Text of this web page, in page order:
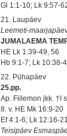
Gl 1:1-10; Lk 9:57-
21. Laupäev
Leemeti-
JUMALAEMA
HE Lk 1:39-49, 56
Hb 9:1-7; Lk 10:38-
22. Pühapäev
25.pp.
Ap. Fiilemon jkk. †I
8. v. HE Mk 16:9-20
Ef 4:1-6; Lk 12:16-21
Teisipäev